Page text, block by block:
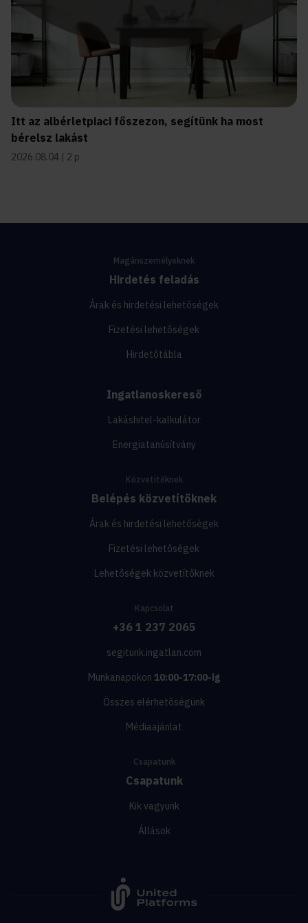
Itt az albérletpiaci főszezon, segítünk ha most
bérelsz lakást
2026.08.04. 2 p
Magánszemélyeknek
Hirdetés feladás
Árak és hirdetési lehetőségek
Fizetési lehetőségek
Hirdetőtábla
Ingatlanoskereső
Lakáshitel-kalkulátor
Energiatanúsítvány
Közvetítőknek
Belépés közvetítőknek
Árak és hirdetési lehetőségek
Fizetési lehetőségek
Lehetőségek közvetítőknek
Kapcsolat
+36 1 237 2065
segitunk.ingatlan.com
Munkanapokon 10:00-17:00-ig
Összes elérhetőségünk
Médiaajánlat
Csapatunk
Csapatunk
Kik vagyunk
Állások